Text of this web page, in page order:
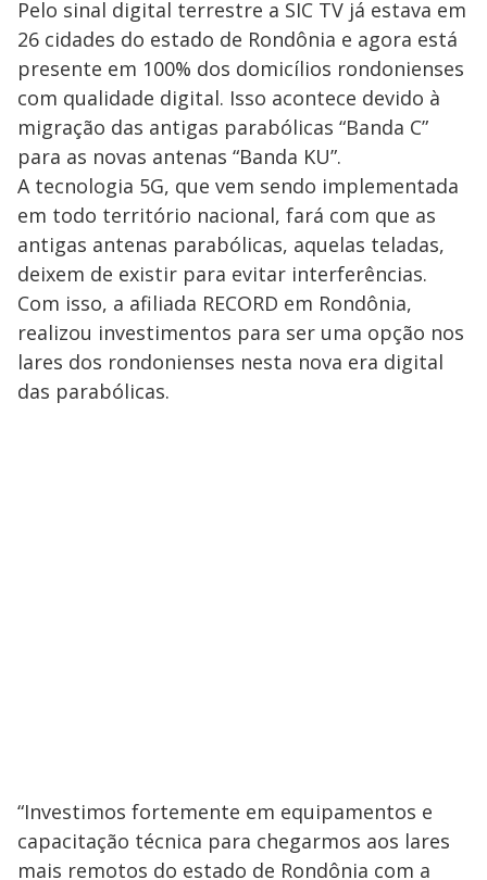
Pelo sinal digital terrestre a SIC TV já estava em
26 cidades do estado de Rondônia e agora está
presente em 100% dos domicílios rondonienses
com qualidade digital. Isso acontece devido à
migração das antigas parabólicas “Banda C”
para as novas antenas “Banda KU”.
A tecnologia 5G, que vem sendo implementada
em todo território nacional, fará com que as
antigas antenas parabólicas, aquelas teladas,
deixem de existir para evitar interferências.
Com isso, a afiliada RECORD em Rondônia,
realizou investimentos para ser uma opção nos
lares dos rondonienses nesta nova era digital
das parabólicas.
“Investimos fortemente em equipamentos e
capacitação técnica para chegarmos aos lares
mais remotos do estado de Rondônia com a